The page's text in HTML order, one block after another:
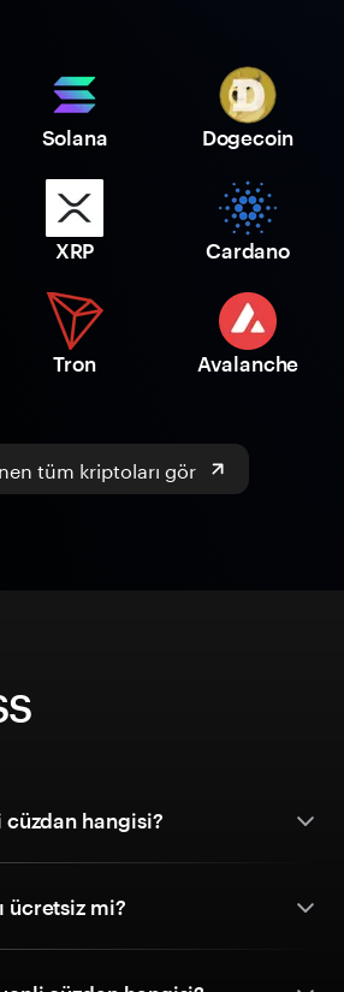
Solana Dogecoin
XRP Cardano
Tron Avalanche
tüm kriptoları gör
cüzdan hangisi?
ücretsiz mi?